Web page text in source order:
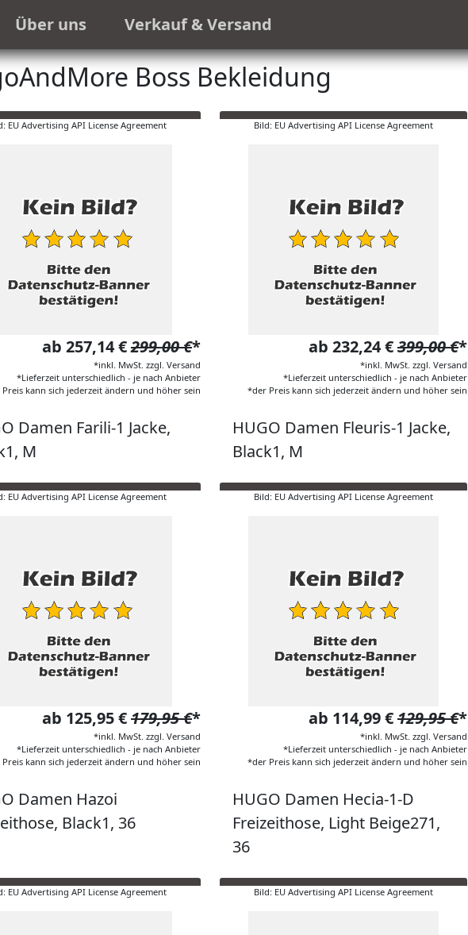
Über uns Verkauf & Versand
Boss Bekleidung
EU Advertising API License Agreement
ab 257,14 €299,00 €*
*inkl. MwSt. zzgl. Versand
*Lieferzeit unterschiedlich - je nach Anbieter
kann sich jederzeit ändern und höher sein
Damen Farili-1 Jacke,
M
Bild: EU Advertising API License Agreement
ab 232,24 €399,00 €*
*inkl. MwSt. zzgl. Versand
*Lieferzeit unterschiedlich - je nach Anbieter
*der Preis kann sich jederzeit ändern und höher sein
HUGO Damen Fleuris-1 Jacke,
Black1, M
EU Advertising API License Agreement
ab 125,95 €179,95 €*
*inkl. MwSt. zzgl. Versand
*Lieferzeit unterschiedlich - je nach Anbieter
kann sich jederzeit ändern und höher sein
Damen Hazoi
Black1, 36
Bild: EU Advertising API License Agreement
ab 114,99 €129,95 €*
*inkl. MwSt. zzgl. Versand
*Lieferzeit unterschiedlich - je nach Anbieter
*der Preis kann sich jederzeit ändern und höher sein
HUGO Damen Hecia-1-D
Freizeithose, Light Beige271,
36
EU Advertising API License Agreement Bild: EU Advertising API License Agreement